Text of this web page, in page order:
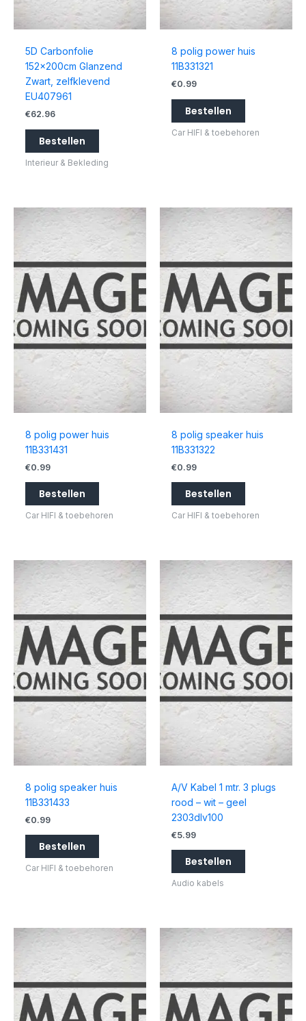
5D Carbonfolie
152x200cm Glanzend
Zwart, zelfklevend
EU407961
€62.96
Bestellen
Interieur & Bekleding
8 polig power huis
11B331321
€0.99
Bestellen
Car HIFI & toebehoren
8 polig power huis
11B331431
€0.99
Bestellen
Car HIFI & toebehoren
8 polig speaker huis
11B331322
€0.99
Bestellen
Car HIFI & toebehoren
8 polig speaker huis
11B331433
€0.99
Bestellen
Car HIFI & toebehoren
A/V Kabel 1 mtr. 3 plugs
rood – wit – geel
2303dlv100
€5.99
Bestellen
Audio kabels